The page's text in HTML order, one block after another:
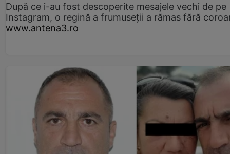
După ce i-au fost descoperite mesajele vechi de pe
Instagram, o regină a frumuseții a rămas fără
www.antena3.ro